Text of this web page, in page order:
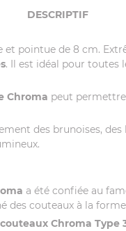
DESCRIPTIF
et pointue de 8 cm.
. Il est idéal pour toutes
Chroma peut
des brunoises,
a été confiée au
des couteaux à la
couteaux Chroma Type